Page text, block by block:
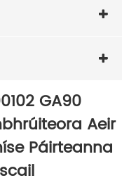
GA90
Aeir
Páirteanna